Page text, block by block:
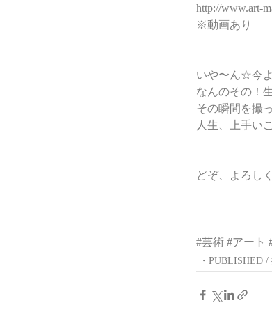
http://www.art-
※動画あり
いや〜ん☆今
なんのその！
その瞬間を撮
人生、上手い
どぞ、よろし
#芸術 #アート
・PUBLISHED /